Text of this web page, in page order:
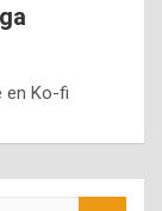
en Ko-fi